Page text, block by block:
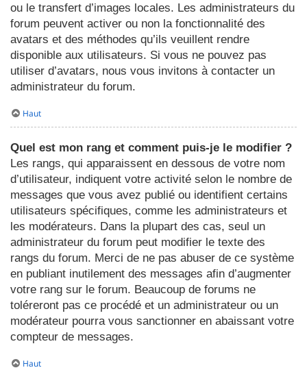
ou le transfert d’images locales. Les administrateurs du
forum peuvent activer ou non la fonctionnalité des
avatars et des méthodes qu’ils veuillent rendre
disponible aux utilisateurs. Si vous ne pouvez pas
utiliser d’avatars, nous vous invitons à contacter un
administrateur du forum.
Haut
Quel est mon rang et comment puis-je le modifier ?
Les rangs, qui apparaissent en dessous de votre nom
d’utilisateur, indiquent votre activité selon le nombre de
messages que vous avez publié ou identifient certains
utilisateurs spécifiques, comme les administrateurs et
les modérateurs. Dans la plupart des cas, seul un
administrateur du forum peut modifier le texte des
rangs du forum. Merci de ne pas abuser de ce système
en publiant inutilement des messages afin d’augmenter
votre rang sur le forum. Beaucoup de forums ne
toléreront pas ce procédé et un administrateur ou un
modérateur pourra vous sanctionner en abaissant votre
compteur de messages.
Haut